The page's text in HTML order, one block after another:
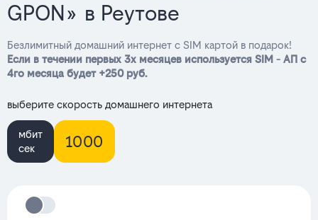
GPON» в Реутове
Безлимитный домашний интернет с SIM картой в подарок!
Если в течении первых 3х месяцев используется SIM - АП с
4го месяца будет +250 руб.
выберите скорость домашнего интернета
мбит
сек
1000